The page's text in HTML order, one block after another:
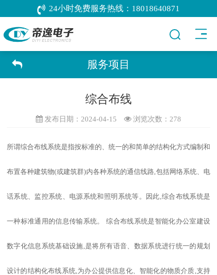
24小时免费服务热线： 18018640871
服务项目
综合布线
发布日期：2024-04-15 浏览次数： 278
所谓综合布线系统是指按标准的、统一的和简单的结构化方式编制和
布置各种建筑物(或建筑群)内各种系统的通信线路,包括网络系统、电
话系统、监控系统、电源系统和照明系统等。因此,综合布线系统是
一种标准通用的信息传输系统。 综合布线系统是智能化办公室建设
数字化信息系统基础设施,是将所有语音、数据系统进行统一的规划
设计的结构化布线系统,为办公提供信息化、智能化的物质介质,支持